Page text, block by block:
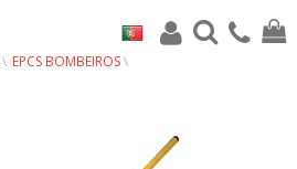
EPCS BOMBEIROS